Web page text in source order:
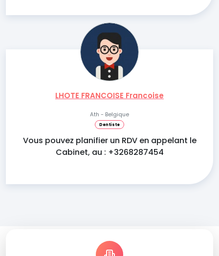
LHOTE FRANCOISE Francoise
Ath - Belgique
Dentiste
Vous pouvez planifier un RDV en appelant le
Cabinet, au : +3268287454